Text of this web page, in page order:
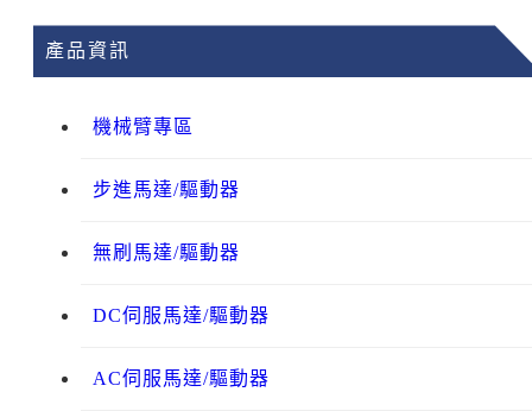
產品資訊
機械臂專區
步進馬達/驅動器
無刷馬達/驅動器
DC伺服馬達/驅動器
AC伺服馬達/驅動器